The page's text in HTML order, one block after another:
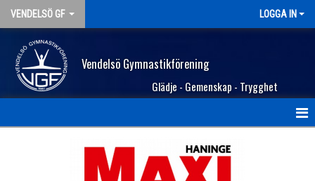
VENDELSÖ GF LOGGA IN
Vendelsö Gymnastikförening
Glädje - Gemenskap - Trygghet